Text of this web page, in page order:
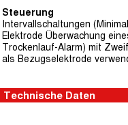
Steuerung
Intervallschaltungen
Elektrode Überwachung
Trockenlauf-Alarm) mit
als Bezugselektrode
Technische Daten